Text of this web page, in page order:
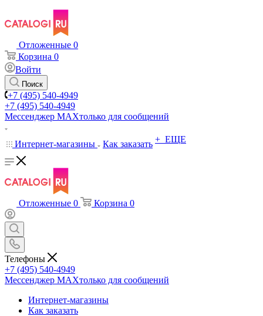
Отложенные 0
Корзина 0
Войти
Поиск
+7 (495) 540-4949
+7 (495) 540-4949
Мессенджер МАХтолько для сообщений
Интернет-магазины Как заказать + ЕЩЕ
Отложенные 0 Корзина 0
Телефоны
+7 (495) 540-4949
Мессенджер МАХтолько для сообщений
Интернет-магазины
Как заказать